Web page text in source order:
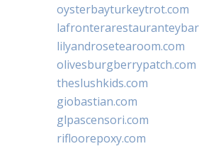
oysterbayturkeytrot.com
lilyandrosetearoom.com
olivesburgberrypatch.com
theslushkids.com
giobastian.com
glpascensori.com
rifloorepoxy.com